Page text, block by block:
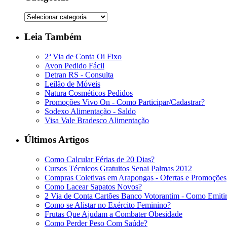
Leia Também
2ª Via de Conta Oi Fixo
Avon Pedido Fácil
Detran RS - Consulta
Leilão de Móveis
Natura Cosméticos Pedidos
Promoções Vivo On - Como Participar/Cadastrar?
Sodexo Alimentação - Saldo
Visa Vale Bradesco Alimentação
Últimos Artigos
Como Calcular Férias de 20 Dias?
Cursos Técnicos Gratuitos Senai Palmas 2012
Compras Coletivas em Arapongas - Ofertas e Promoções
Como Lacear Sapatos Novos?
2 Via de Conta Cartões Banco Votorantim - Como
Como se Alistar no Exército Feminino?
Frutas Que Ajudam a Combater Obesidade
Como Perder Peso Com Saúde?